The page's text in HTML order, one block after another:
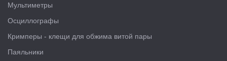
Мультиметры
Осциллографы
Кримперы - клещи для обжима витой пары
Паяльники